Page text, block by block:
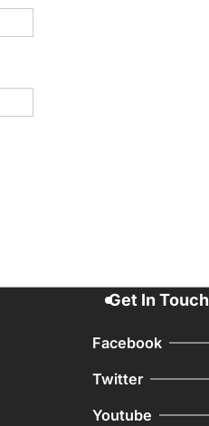
Get In Touch
Facebook
Twitter
Youtube